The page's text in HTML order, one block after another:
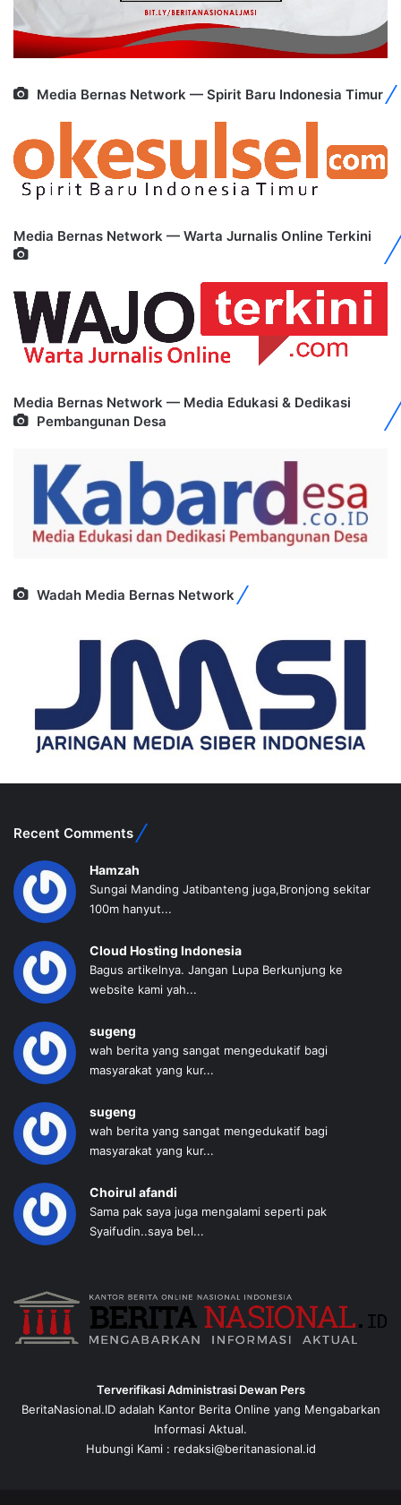
Media Bernas Network — Spirit Baru Indonesia Timur
Media Bernas Network — Warta Jurnalis Online Terkini
Media Bernas Network — Media Edukasi & Dedikasi
Pembangunan Desa
Wadah Media Bernas Network
Recent Comments
Hamzah
Sungai Manding Jatibanteng juga,Bronjong sekitar
100m hanyut...
Cloud Hosting Indonesia
Bagus artikelnya. Jangan Lupa Berkunjung ke
website kami yah...
sugeng
wah berita yang sangat mengedukatif bagi
masyarakat yang kur...
sugeng
wah berita yang sangat mengedukatif bagi
masyarakat yang kur...
Choirul afandi
Sama pak saya juga mengalami seperti pak
Syaifudin..saya bel...
Terverifikasi Administrasi Dewan Pers
BeritaNasional.ID adalah Kantor Berita Online yang Mengabarkan
Informasi Aktual.
Hubungi Kami : redaksi@beritanasional.id